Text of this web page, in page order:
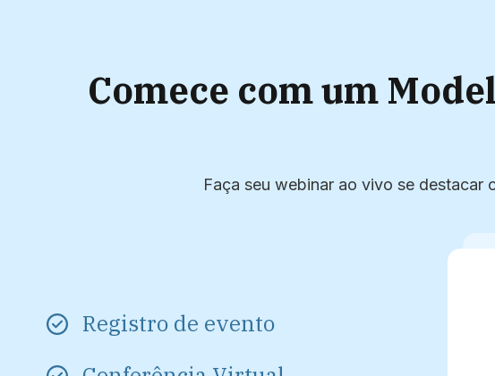
Comece com um
Faça seu webinar ao vivo se destacar
Registro de evento